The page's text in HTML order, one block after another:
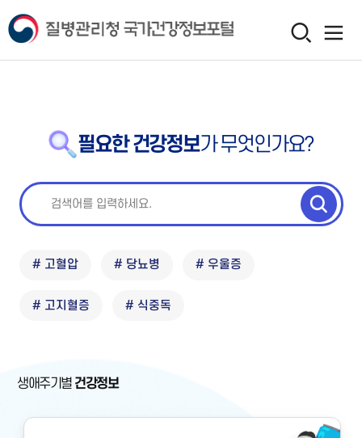
필요한 건강정보가 무엇인가요?
# 고혈압 # 당뇨병 # 우울증
# 고지혈증 # 식중독
생애주기별 건강정보